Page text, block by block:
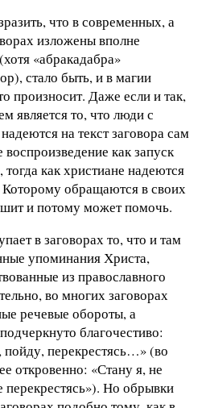
что в современных, а
изложены вполне
«абракадабра»
стало быть, и в магии
произносит. Даже если и так,
является то, что люди с
на текст заговора сам
воспроизведение как запуск
как христиане надеются
Которому обращаются в своих
и потому может помочь.
в заговорах то, что и там
упоминания Христа,
из православного
во многих заговорах
речевые обороты, а
благочестиво:
пойду, перекрестясь…» (во
откровенно: «Стану я, не
перекрестясь»). Но обрывки